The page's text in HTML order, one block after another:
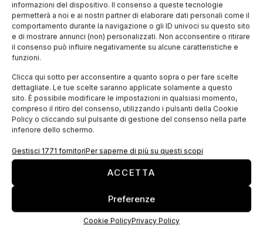
informazioni del dispositivo. Il consenso a queste tecnologie
permetterà a noi e ai nostri partner di elaborare dati personali come il
comportamento durante la navigazione o gli ID univoci su questo sito
e di mostrare annunci (non) personalizzati. Non acconsentire o ritirare
il consenso può influire negativamente su alcune caratteristiche e
funzioni.
Clicca qui sotto per acconsentire a quanto sopra o per fare scelte
dettagliate. Le tue scelte saranno applicate solamente a questo
sito. È possibile modificare le impostazioni in qualsiasi momento,
compreso il ritiro del consenso, utilizzando i pulsanti della Cookie
Policy o cliccando sul pulsante di gestione del consenso nella parte
inferiore dello schermo.
Gestisci 1771 fornitoriPer saperne di più su questi scopi
ACCETTA
Preferenze
Cookie PolicyPrivacy Policy
e vietati tutti gli accordi tra imprese,
tutte le decisioni di associazioni di
imprese e tutte le pratiche concordate
che possano pregiudicare il commercio
oggetto o per effetto diimpedire,
restringere o falsare il gioco della
concorrenzaall’interno del mercato
interno.
Questo tipo di comportamento anticoncorrenziale
aumenta i prezzi e riduce le possibilità di scelta per
andando a ledere uno dei pilastri
fondamentali del mercato unico europeo, la